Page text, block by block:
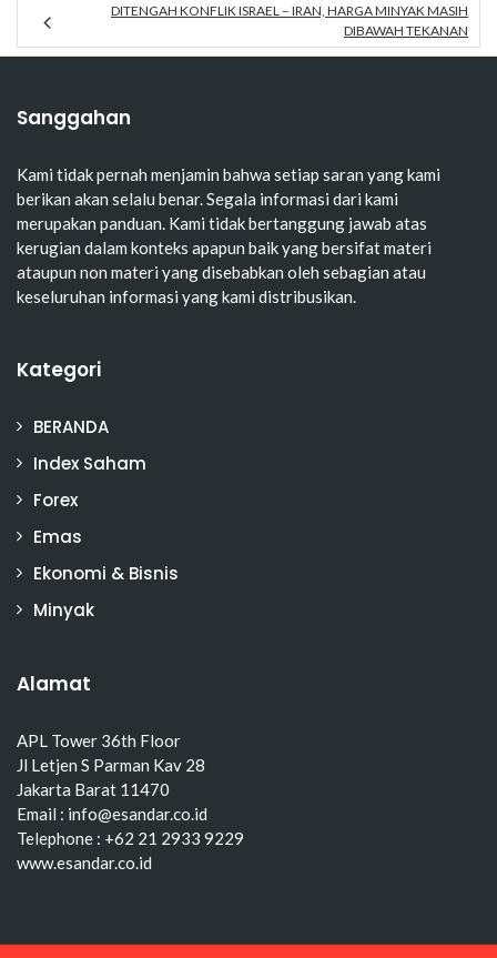
DITENGAH KONFLIK ISRAEL – IRAN, HARGA MINYAK MASIH
DIBAWAH TEKANAN
Sanggahan
Kami tidak pernah menjamin bahwa setiap saran yang kami
berikan akan selalu benar. Segala informasi dari kami
merupakan panduan. Kami tidak bertanggung jawab atas
kerugian dalam konteks apapun baik yang bersifat materi
ataupun non materi yang disebabkan oleh sebagian atau
keseluruhan informasi yang kami distribusikan.
Kategori
BERANDA
Index Saham
Forex
Emas
Ekonomi & Bisnis
Minyak
Alamat
APL Tower 36th Floor
Jl Letjen S Parman Kav 28
Jakarta Barat 11470
Email : info@esandar.co.id
Telephone : +62 21 2933 9229
www.esandar.co.id